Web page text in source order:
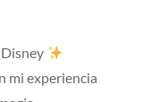
mi experiencia